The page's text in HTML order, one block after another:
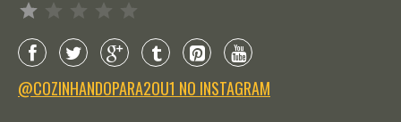
@COZINHANDOPARA2OU1 NO INSTAGRAM